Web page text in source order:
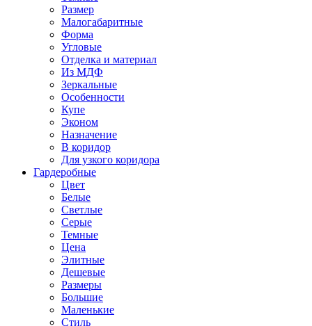
Размер
Малогабаритные
Форма
Угловые
Отделка и материал
Из МДФ
Зеркальные
Особенности
Купе
Эконом
Назначение
В коридор
Для узкого коридора
Гардеробные
Цвет
Белые
Светлые
Серые
Темные
Цена
Элитные
Дешевые
Размеры
Большие
Маленькие
Стиль